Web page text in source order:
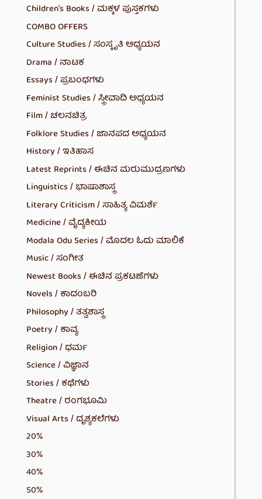
Children's Books / ಮಕ್ಕಳ ಪುಸ್ತಕಗಳು
COMBO OFFERS
Culture Studies / ಸಂಸ್ಕೃತಿ ಅಧ್ಯಯನ
Drama / ನಾಟಕ
Essays / ಪ್ರಬಂಧಗಳು
Feminist Studies / ಸ್ತ್ರೀವಾದಿ ಅಧ್ಯಯನ
Film / ಚಲನಚಿತ್ರ
Folklore Studies / ಜಾನಪದ ಅಧ್ಯಯನ
History / ಇತಿಹಾಸ
Latest Reprints / ಈಚಿನ ಮರುಮುದ್ರಣಗಳು
Linguistics / ಭಾಷಾಶಾಸ್ತ್ರ
Literary Criticism / ಸಾಹಿತ್ಯ ವಿಮರ್ಶೆ
Medicine / ವೈದ್ಯಕೀಯ
Modala Odu Series / ಮೊದಲ ಓದು ಮಾಲಿಕೆ
Music / ಸಂಗೀತ
Newest Books / ಈಚಿನ ಪ್ರಕಟಣೆಗಳು
Novels / ಕಾದಂಬರಿ
Philosophy / ತತ್ವಶಾಸ್ತ್ರ
Poetry / ಕಾವ್ಯ
Religion / ಧರ್ಮ
Science / ವಿಜ್ಞಾನ
Stories / ಕಥೆಗಳು
Theatre / ರಂಗಭೂಮಿ
Visual Arts / ದೃಶ್ಯಕಲೆಗಳು
20%
30%
40%
50%